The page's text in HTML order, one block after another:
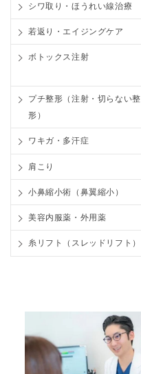
シワ取り・ほうれい線治療
若返り・エイジングケア
ボトックス注射
プチ整形（注射・切らない整
形）
ワキガ・多汗症
肩こり
小鼻縮小術（鼻翼縮小）
美容内服薬・外用薬
糸リフト（スレッドリフト）